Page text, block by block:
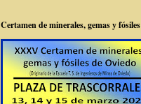
Certamen de minerales, gemas y fósiles